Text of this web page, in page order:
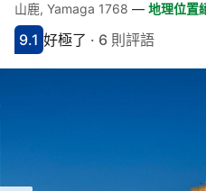
快速連結
跳至住宿介紹
跳至熱門設施
跳至客房類型
跳至訂房政策
山鹿, Yamaga 1768 — 地理位置
分數9.1分
9.1
評比好極了
好極了 · 6 則評語